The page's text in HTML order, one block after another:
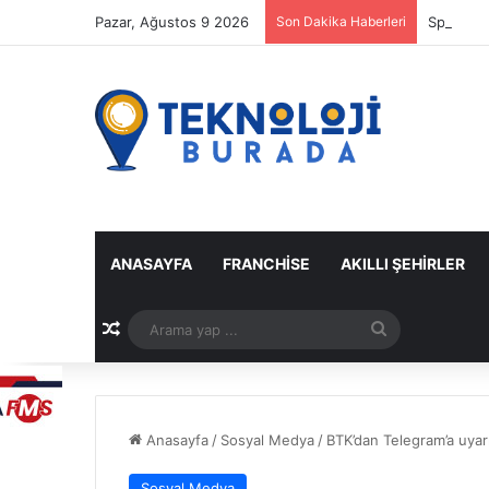
Pazar, Ağustos 9 2026 Son Dakika Haberleri Spotify
ANASAYFA FRANCHISE AKILLI ŞEHIRLER
Rastgele Makale
yap
Anasayfa / Sosyal Medya / BTK’dan Telegram’a